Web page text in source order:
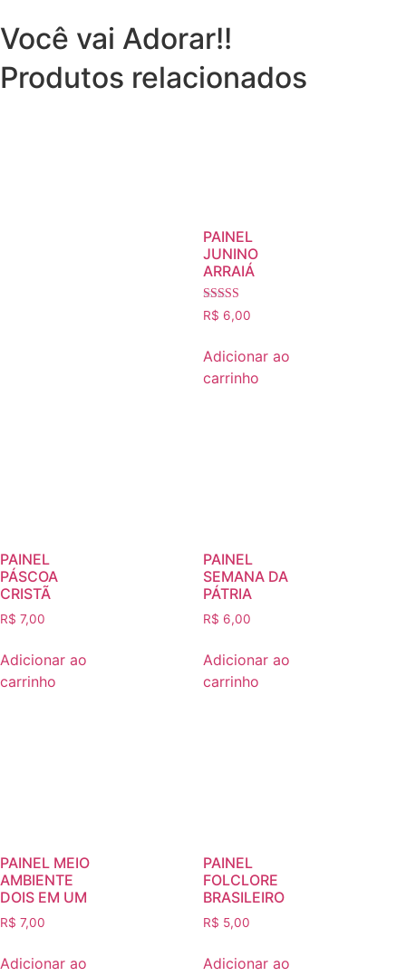
Você vai Adorar!!
Produtos relacionados
PAINEL
JUNINO
ARRAIÁ
Avaliação
5.00
R$ 6,00
Adicionar ao
carrinho
PAINEL
PÁSCOA
CRISTÃ
R$ 7,00
Adicionar ao
carrinho
PAINEL
SEMANA DA
PÁTRIA
R$ 6,00
Adicionar ao
carrinho
PAINEL MEIO
AMBIENTE
DOIS EM UM
R$ 7,00
Adicionar ao
PAINEL
FOLCLORE
BRASILEIRO
R$ 5,00
Adicionar ao